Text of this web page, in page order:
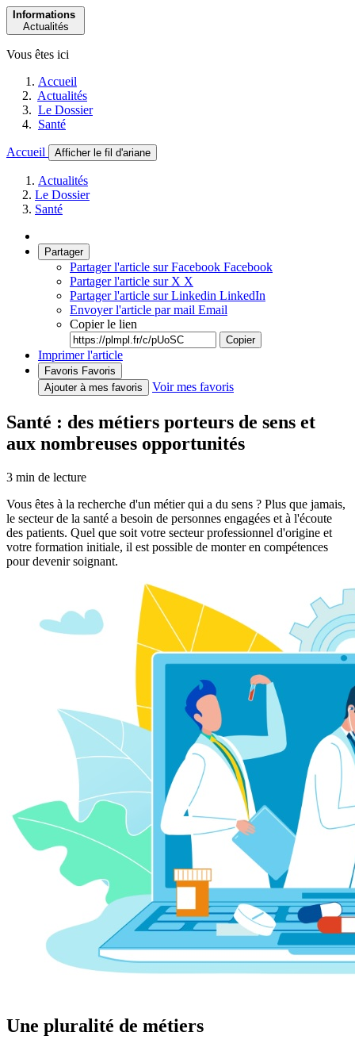
Informations
Actualités
Vous êtes ici
Accueil
Actualités
Le Dossier
Santé
Accueil Afficher le fil d'ariane
Actualités
Le Dossier
Santé
Partager
Partager l'article sur Facebook Facebook
Partager l'article sur X X
Partager l'article sur Linkedin LinkedIn
Envoyer l'article par mail Email
Copier le lien
Copier
Imprimer l'article
Favoris Favoris
Ajouter à mes favoris
Voir mes favoris
Santé : des métiers porteurs de sens et
aux nombreuses opportunités
3 min de lecture
Vous êtes à la recherche d'un métier qui a du sens ? Plus que jamais,
le secteur de la santé a besoin de personnes engagées et à l'écoute
des patients. Quel que soit votre secteur professionnel d'origine et
votre formation initiale, il est possible de monter en compétences
pour devenir soignant.
Une pluralité de métiers